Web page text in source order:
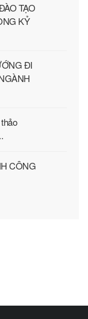
TẠO
KỶ
ĐI
CÔNG